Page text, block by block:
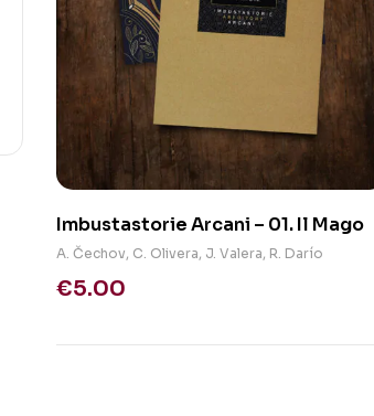
Imbustastorie Arcani – 01. Il Mago
A. Čechov, C. Olivera, J. Valera, R. Darío
€5.00